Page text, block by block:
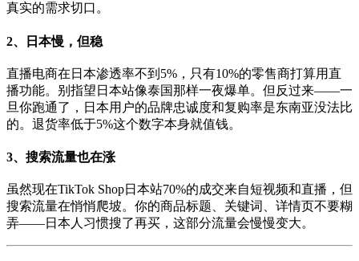
真实的需求切口。
2、日本慢，但稳
直播电商在日本渗透率不到5%，只有10%的零售商打算用直
播功能。别指望日本站像泰国那样一夜爆单。但反过来——一
旦你跑通了，日本用户的品牌忠诚度和复购率是东南亚没法比
的。退货率低于5%这个数字本身就值钱。
3、搜索流量也在涨
虽然现在TikTok Shop日本站70%的成交来自短视频和直播，但
搜索流量在悄悄爬坡。你的商品标题、关键词、详情页不要糊
弄——日本人习惯搜了再买，这部分流量会慢慢变大。